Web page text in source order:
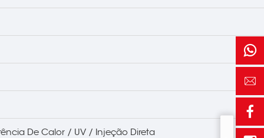
De Calor / UV / Injeção Direta